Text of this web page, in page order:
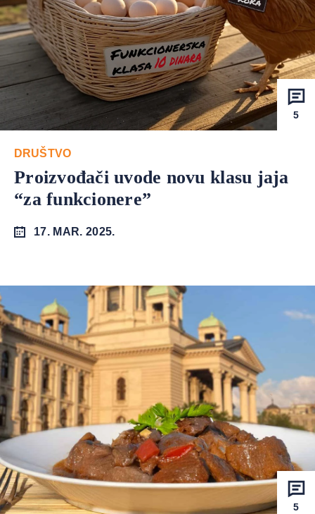
5
DRUŠTVO
Proizvođači uvode novu klasu jaja
“za funkcionere”
17. MAR. 2025.
5